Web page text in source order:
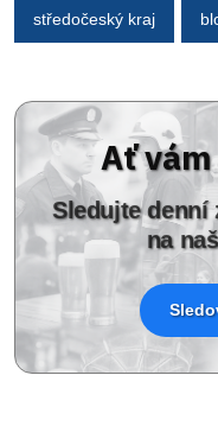
středočeský kraj
Ať
Sledujte denní
na